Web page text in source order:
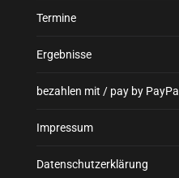
Termine
Ergebnisse
bezahlen mit / pay by PayPal
Impressum
Datenschutzerklärung